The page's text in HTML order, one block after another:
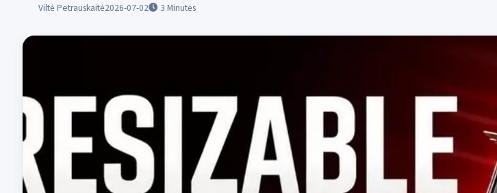
Viltė Petrauskaitė2026-07-02 3 Minutės